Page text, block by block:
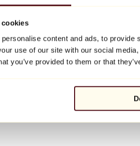
content and ads, to
use of our site with our social
you’ve provided to them or that